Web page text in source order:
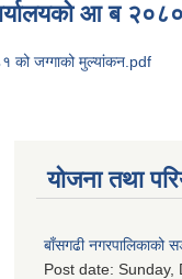
आ ब
को जग्गाको मुल्यांकन.pdf
योजना तथा
बाँसगढी नगरपालिकाको
Post date: Sunday,